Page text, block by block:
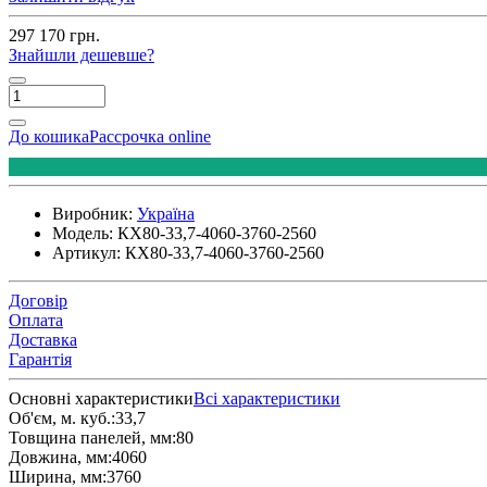
297 170 грн.
Знайшли дешевше?
До кошикаРассрочка online
Виробник: Україна
Модель: КХ80-33,7-4060-3760-2560
Артикул: КХ80-33,7-4060-3760-2560
Договір
Оплата
Доставка
Гарантія
Основні характеристикиВсі характеристики
Об'єм, м. куб.:33,7
Товщина панелей, мм:80
Довжина, мм:4060
Ширина, мм:3760